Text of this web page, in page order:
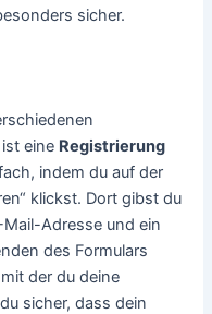
sicher.
eine Registrierung
indem du auf der
klickst. Dort gibst du
Adresse und ein
des Formulars
der du deine
sicher, dass dein